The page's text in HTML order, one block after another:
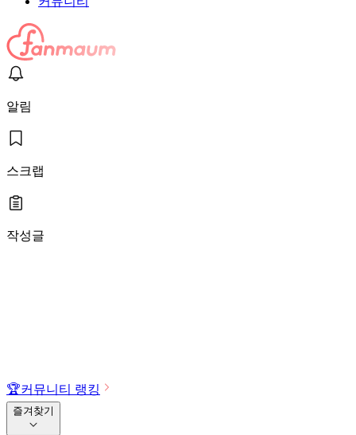
알림
스크랩
작성글
🏆커뮤니티 랭킹
즐겨찾기